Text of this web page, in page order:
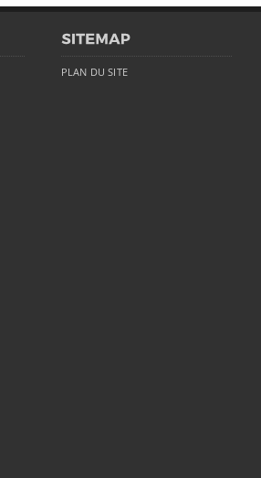
PLAN DU SITE